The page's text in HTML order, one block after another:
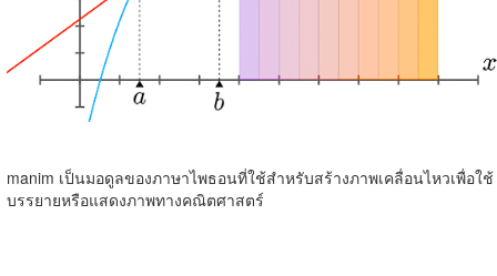
manim เป็นมอดูลของภาษาไพธอนที่ใช้สำหรับสร้างภาพเคลื่อนไหวเพื่อใช้
บรรยายหรือแสดงภาพทางคณิตศาสตร์